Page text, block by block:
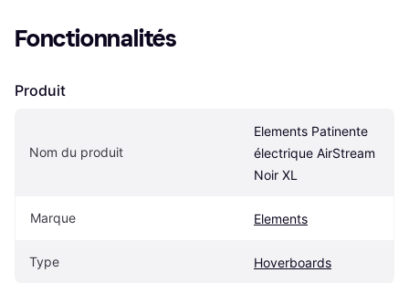
Fonctionnalités
Produit
Nom du produit
Elements Patinente
électrique AirStream
Noir XL
Marque Elements
Type Hoverboards